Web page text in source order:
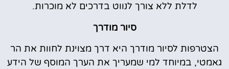
לדלת ללא צורך לנווט בדרכים לא מוכרות.
סיור מודרך
הצטרפות לסיור מודרך היא דרך מצוינת לחוות את הר
גאמטי, במיוחד למי שמעריך את הערך המוסף של הידע